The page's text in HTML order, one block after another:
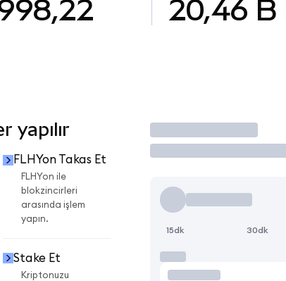
20,46 B
yapılır
FLHYon Takas Et
FLHYon ile
blokzincirleri
arasında işlem
yapın.
Stake Et
Kriptonuzu
İşlem Yap
15dk 30dk